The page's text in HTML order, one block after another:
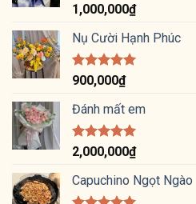
Được xếp
hạng 5.00
5 sao
1,000,000₫
Nụ Cười Hạnh Phúc
Được xếp
hạng
5.00
5 sao
900,000₫
Đánh mất em
Được xếp
hạng 5.00
5 sao
2,000,000₫
Capuchino Ngọt Ngào